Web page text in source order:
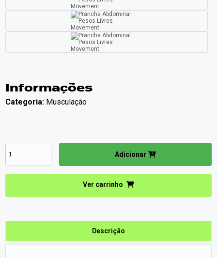
Informações
Categoria: Musculação
Adicionar
Ver carrinho
Descrição